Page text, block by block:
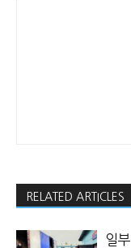
RELATED ARTICLES
일